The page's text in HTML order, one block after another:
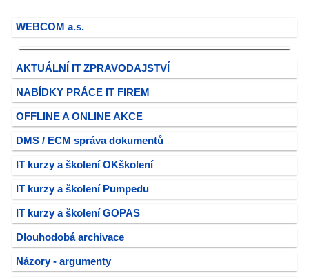
WEBCOM a.s.
AKTUÁLNÍ IT ZPRAVODAJSTVÍ
NABÍDKY PRÁCE IT FIREM
OFFLINE A ONLINE AKCE
DMS / ECM správa dokumentů
IT kurzy a školení OKškolení
IT kurzy a školení Pumpedu
IT kurzy a školení GOPAS
Dlouhodobá archivace
Názory - argumenty